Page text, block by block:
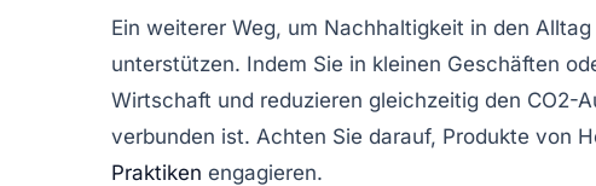
Ein weiterer Weg, um Nachhaltigkeit in den
unterstützen. Indem Sie in kleinen Geschäften
Wirtschaft und reduzieren gleichzeitig den CO2-
verbunden ist. Achten Sie darauf, Produkte von
Praktiken engagieren.